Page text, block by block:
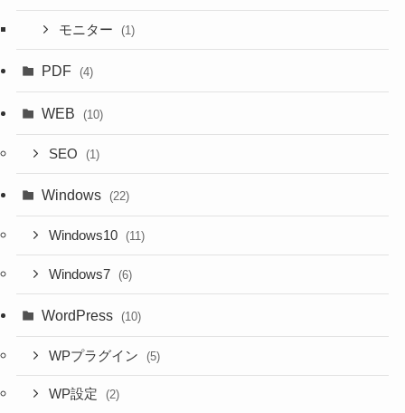
モニター (1)
PDF (4)
WEB (10)
SEO (1)
Windows (22)
Windows10 (11)
Windows7 (6)
WordPress (10)
WPプラグイン (5)
WP設定 (2)